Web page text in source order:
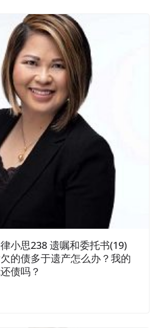
小思238 遗嘱和委托书(19)
的债多于遗产怎么办？我的
债吗？